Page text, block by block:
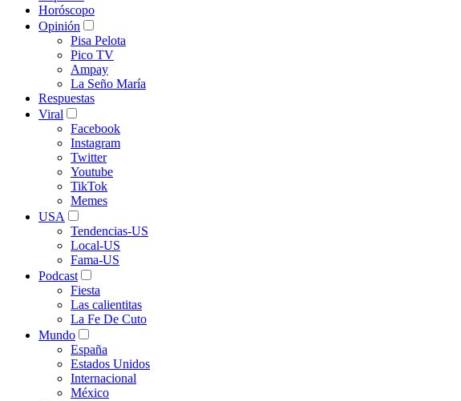
Horóscopo
Opinión
Pisa Pelota
Pico TV
Ampay
La Seño María
Respuestas
Viral
Facebook
Instagram
Twitter
Youtube
TikTok
Memes
USA
Tendencias-US
Local-US
Fama-US
Podcast
Fiesta
Las calientitas
La Fe De Cuto
Mundo
España
Estados Unidos
Internacional
México